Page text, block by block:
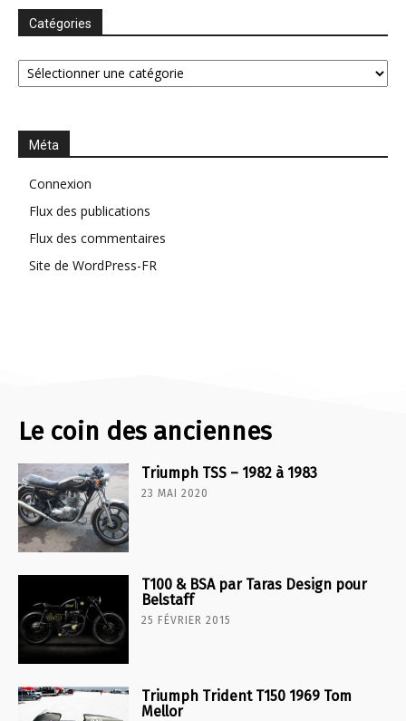
Catégories
Catégories
Méta
Connexion
Flux des publications
Flux des commentaires
Site de WordPress-FR
Le coin des anciennes
Triumph TSS – 1982 à 1983
23 MAI 2020
T100 & BSA par Taras Design pour
Belstaff
25 FÉVRIER 2015
Triumph Trident T150 1969 Tom
Mellor